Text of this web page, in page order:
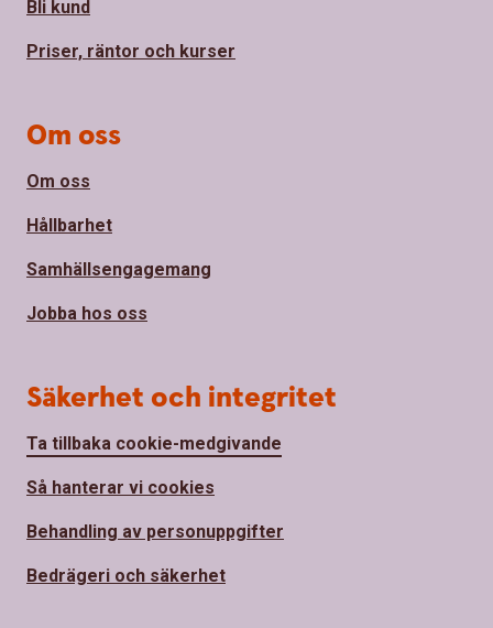
Bli kund
Priser, räntor och kurser
Om oss
Om oss
Hållbarhet
Samhällsengagemang
Jobba hos oss
Säkerhet och integritet
Ta tillbaka cookie-medgivande
Så hanterar vi cookies
Behandling av personuppgifter
Bedrägeri och säkerhet